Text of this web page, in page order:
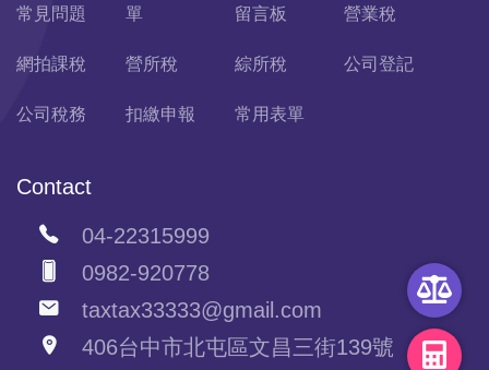
常見問題
單
留言板 營業稅
網拍課稅 營所稅 綜所稅 公司登記
公司稅務 扣繳申報 常用表單
Contact
04-22315999
0982-920778
taxtax33333@gmail.com
406台中市北屯區文昌三街139號